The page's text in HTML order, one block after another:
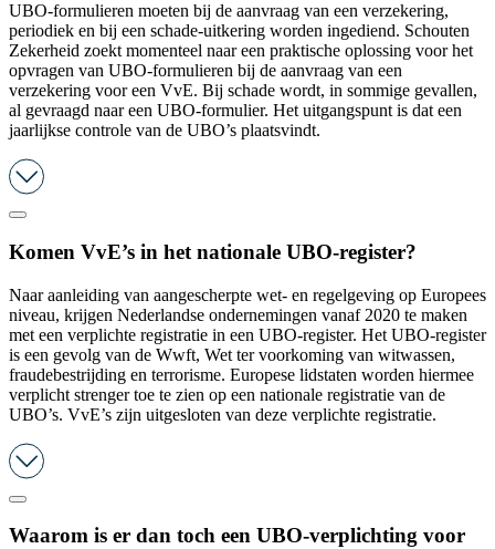
UBO-formulieren moeten bij de aanvraag van een verzekering,
periodiek en bij een schade-uitkering worden ingediend. Schouten
Zekerheid zoekt momenteel naar een praktische oplossing voor het
opvragen van UBO-formulieren bij de aanvraag van een
verzekering voor een VvE. Bij schade wordt, in sommige gevallen,
al gevraagd naar een UBO-formulier. Het uitgangspunt is dat een
jaarlijkse controle van de UBO’s plaatsvindt.
Komen VvE’s in het nationale UBO-register?
Naar aanleiding van aangescherpte wet- en regelgeving op Europees
niveau, krijgen Nederlandse ondernemingen vanaf 2020 te maken
met een verplichte registratie in een UBO-register. Het UBO-register
is een gevolg van de Wwft, Wet ter voorkoming van witwassen,
fraudebestrijding en terrorisme. Europese lidstaten worden hiermee
verplicht strenger toe te zien op een nationale registratie van de
UBO’s. VvE’s zijn uitgesloten van deze verplichte registratie.
Waarom is er dan toch een UBO-verplichting voor